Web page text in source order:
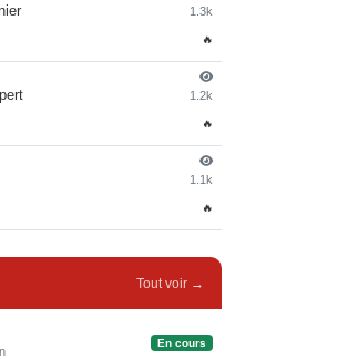
1.3k
🔥
1.2k
🔥
1.1k
🔥
Tout voir →
En cours